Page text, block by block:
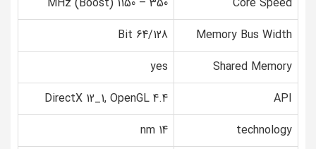
Memory Bus Width
64/128 Bit
Shared Memory
yes
API
DirectX 12_1, OpenGL 4.4
technology
14 nm